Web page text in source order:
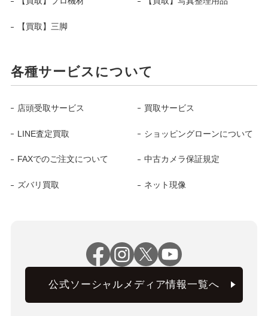
【買取】三脚
各種サービスについて
店頭受取サービス 買取サービス
LINE査定買取 ショッピングローンについて
FAXでのご注文について 中古カメラ保証規定
ズバリ買取 ネット現像
公式ソーシャルメディア情報一覧へ